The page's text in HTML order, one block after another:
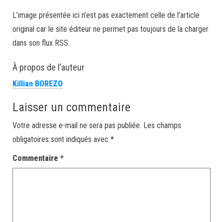
L’image présentée ici n’est pas exactement celle de l’article
original car le site éditeur ne permet pas toujours de la charger
dans son flux RSS.
À propos de l’auteur
Killian BOREZO
Laisser un commentaire
Votre adresse e-mail ne sera pas publiée. Les champs
obligatoires sont indiqués avec *
Commentaire *